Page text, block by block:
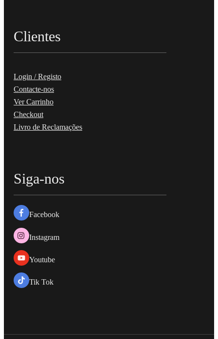
Clientes
Login / Registo
Contacte-nos
Ver Carrinho
Checkout
Livro de Reclamações
Siga-nos
Facebook
Instagram
Youtube
Tik Tok